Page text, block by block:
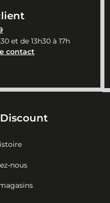
et de 13h30 à 17h
contact
nous